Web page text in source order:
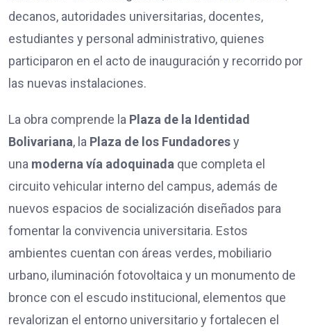
decanos, autoridades universitarias, docentes,
estudiantes y personal administrativo, quienes
participaron en el acto de inauguración y recorrido por
las nuevas instalaciones.
La obra comprende la Plaza de la Identidad
Bolivariana, la Plaza de los Fundadoresy
una moderna vía adoquinada que completa el
circuito vehicular interno del campus, además de
nuevos espacios de socialización diseñados para
fomentar la convivencia universitaria. Estos
ambientes cuentan con áreas verdes, mobiliario
urbano, iluminación fotovoltaica y un monumento de
bronce con el escudo institucional, elementos que
revalorizan el entorno universitario y fortalecen el